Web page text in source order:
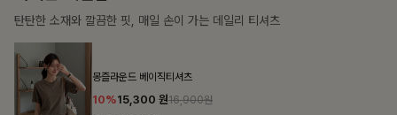
특별한 날부터 일상까지 함께하는 룩